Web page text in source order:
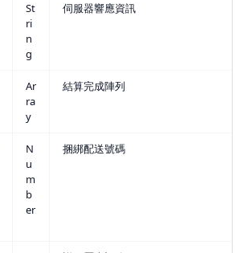
St
ri
n
g
伺服器響應資訊
Ar
ra
y
結算完成陣列
N
u
m
b
er
捆綁配送號碼